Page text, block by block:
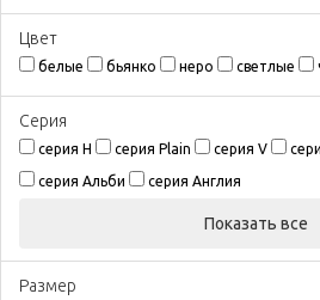
Цвeт
белые бьянко неро светлые
Серия
серия H серия Plain серия V
серия Альби серия Англия
Показать все
Размeр